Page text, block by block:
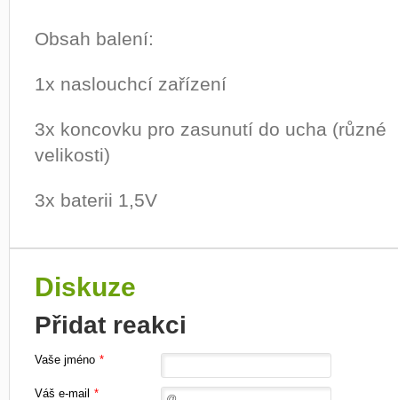
Obsah balení:
1x naslouchcí zařízení
3x koncovku pro zasunutí do ucha (různé
velikosti)
3x baterii 1,5V
Diskuze
Přidat reakci
Vaše jméno *
Váš e-mail *